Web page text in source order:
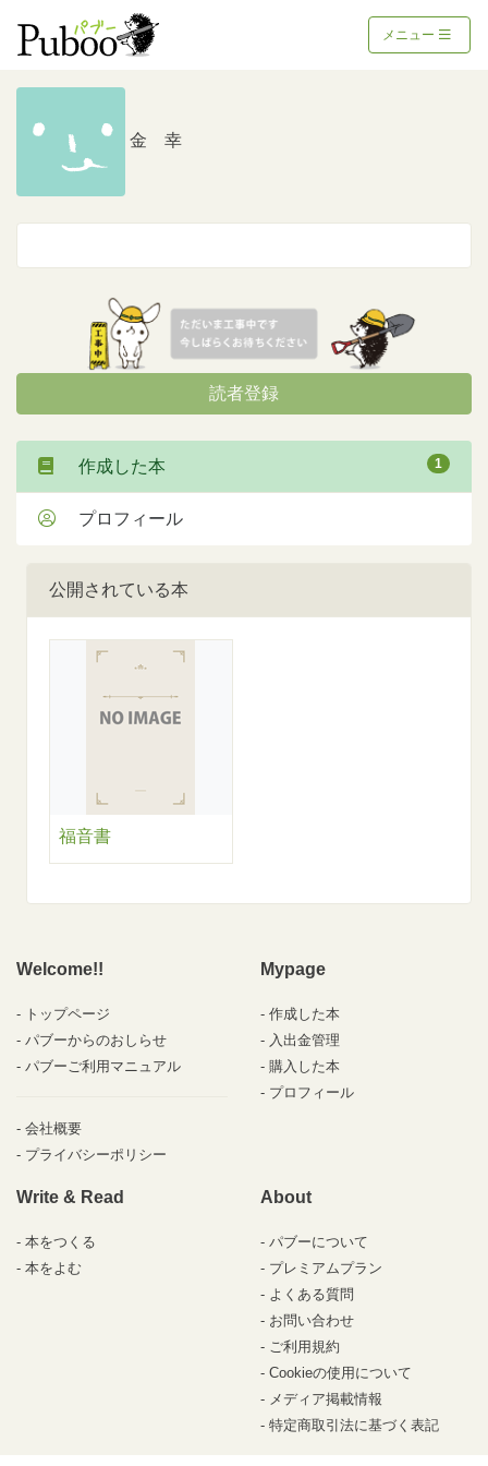
メニュー
公開されている本
福音書
金 幸
読者登録
作成した本 1
プロフィール
Welcome!!
トップページ
パブーからのおしらせ
パブーご利用マニュアル
会社概要
プライバシーポリシー
Mypage
作成した本
入出金管理
購入した本
プロフィール
Write & Read
本をつくる
本をよむ
About
パブーについて
プレミアムプラン
よくある質問
お問い合わせ
ご利用規約
Cookieの使用について
メディア掲載情報
特定商取引法に基づく表記